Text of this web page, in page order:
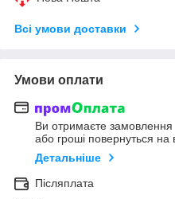
Всі умови доставки
Умови оплати
Ви отримаєте замовлення
або гроші повернуться на
Детальніше
Післяплата